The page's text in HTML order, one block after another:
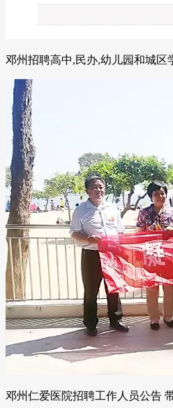
邓州招聘高中,民办,幼儿园和城区
邓州仁爱医院招聘工作人员公告